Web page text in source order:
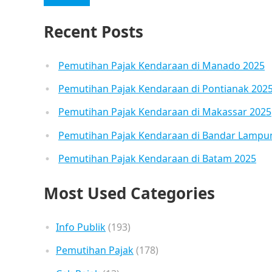
Recent Posts
Pemutihan Pajak Kendaraan di Manado 2025
Pemutihan Pajak Kendaraan di Pontianak
Pemutihan Pajak Kendaraan di Makassar 2025
Pemutihan Pajak Kendaraan di Bandar
Pemutihan Pajak Kendaraan di Batam 2025
Most Used Categories
Info Publik(193)
Pemutihan Pajak(178)